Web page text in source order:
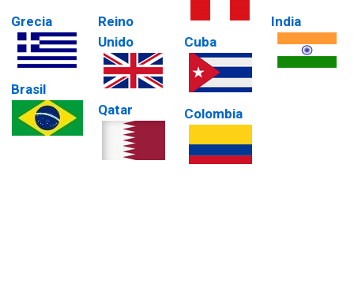
Grecia
Brasil
Reino
Unido
Qatar
Cuba
Colombia
India